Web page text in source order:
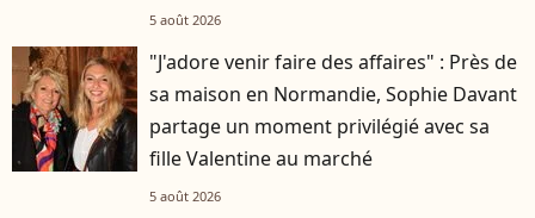
5 août 2026
"J'adore venir faire des affaires" : Près de
sa maison en Normandie, Sophie Davant
partage un moment privilégié avec sa
fille Valentine au marché
5 août 2026